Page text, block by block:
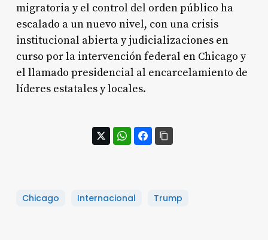
migratoria y el control del orden público ha
escalado a un nuevo nivel, con una crisis
institucional abierta y judicializaciones en
curso por la intervención federal en Chicago y
el llamado presidencial al encarcelamiento de
líderes estatales y locales.
Chicago Internacional Trump